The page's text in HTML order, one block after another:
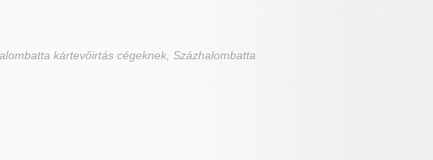
kártevőirtás cégeknek, Százhalombatta